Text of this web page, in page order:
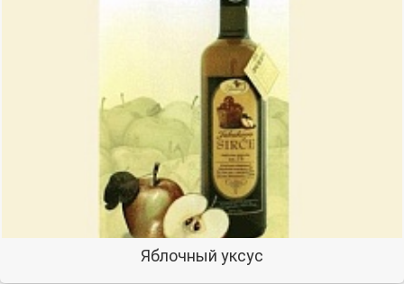
Яблочный уксус